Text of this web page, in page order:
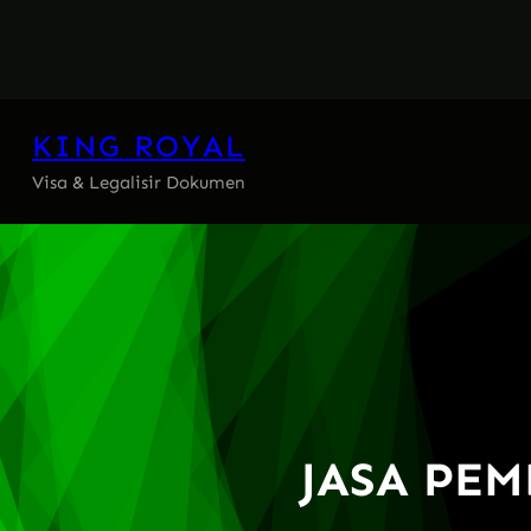
KING ROYAL
Visa & Legalisir Dokumen
JASA